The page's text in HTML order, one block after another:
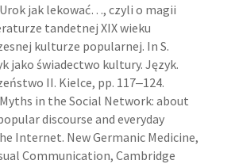
Urok jak lekować…, czyli o magii
tandetnej XIX wieku
kulturze popularnej. In S.
jako świadectwo kultury. Język.
II. Kielce, pp. 117‒124.
in the Social Network: about
discourse and everyday
Internet. New Germanic Medicine,
Communication, Cambridge